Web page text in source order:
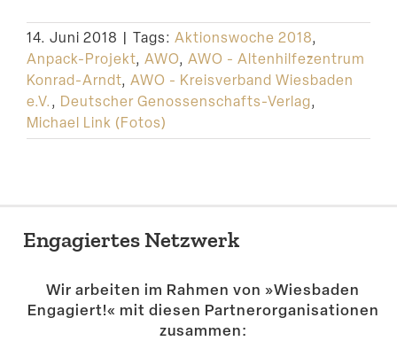
Suche
14. Juni 2018 | Tags: Aktionswoche 2018,
Anpack-Projekt, AWO, AWO - Altenhilfezentrum
Konrad-Arndt, AWO - Kreisverband Wiesbaden
e.V., Deutscher Genossenschafts-Verlag,
Michael Link (Fotos)
Engagiertes Netzwerk
Wir arbeiten im Rahmen von »Wiesbaden
Engagiert!« mit diesen Partner­or­ga­ni­sa­tionen
zusammen: